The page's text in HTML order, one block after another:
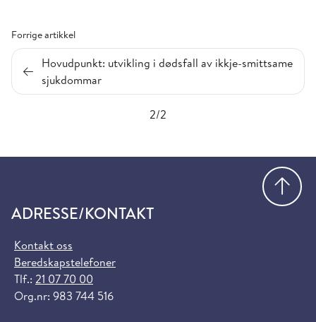
Forrige artikkel
Hovudpunkt: utvikling i dødsfall av ikkje-smittsame
sjukdommar
2/2
ADRESSE/KONTAKT
Kontakt oss
Beredskapstelefoner
Tlf.: 21 07 70 00
Org.nr: 983 744 516